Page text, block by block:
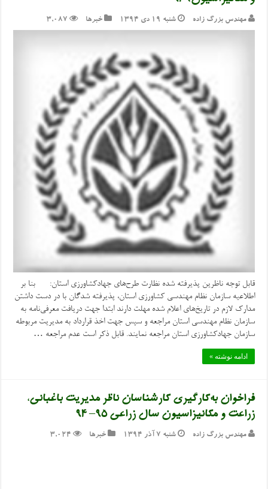
مهندس بزرگ زاده شنبه ۱۹ دی ۱۳۹۴ خبرها 3,087
قابل توجه ناظرین پذیرفته شده نظارت طرح‌های جهادکشاورزی استان: بنا بر
اطلاعیه سازمان نظام مهندسی کشاورزی استان، پذیرفته شدگان با در دست داشتن
مدارک لازم در تاریخ‌های اعلام شده مهلت دارند ابتدا جهت دریافت معرفی‌نامه به
سازمان نظام مهندسی استان مراجعه و سپس جهت اخذ قرارداد به مدیریت مربوطه
سازمان جهادکشاورزی استان مراجعه نمایند. قابل ذکر است عدم مراجعه …
ادامه نوشته »
فراخوان به‌کارگیری کارشناسان ناظر مدیریت باغبانی،
زراعت و مکانیزاسیون سال زراعی ۹۵– ۹۴
مهندس بزرگ زاده شنبه ۷ آذر ۱۳۹۴ خبرها 3,024